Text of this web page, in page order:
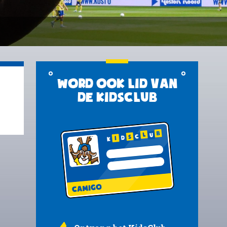
Word ook lid van
de KidsClub